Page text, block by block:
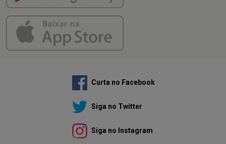
Curta no Facebook
Siga no Twitter
Siga no Instagram